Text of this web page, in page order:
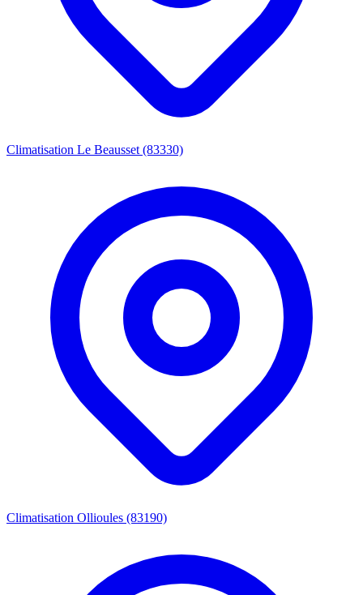
Climatisation Le Beausset (83330)
Climatisation Ollioules (83190)